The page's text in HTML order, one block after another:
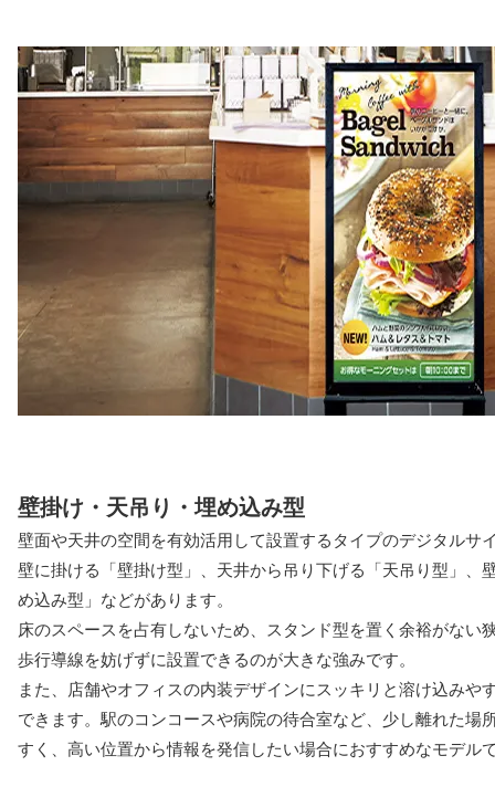
壁掛け・天吊り・埋め込み型
壁面や天井の空間を有効活用して設置するタイプのデジタルサ
壁に掛ける「壁掛け型」、天井から吊り下げる「天吊り型」、
め込み型」などがあります。
床のスペースを占有しないため、スタンド型を置く余裕がない
歩行導線を妨げずに設置できるのが大きな強みです。
また、店舗やオフィスの内装デザインにスッキリと溶け込みや
できます。駅のコンコースや病院の待合室など、少し離れた場
すく、高い位置から情報を発信したい場合におすすめなモデル